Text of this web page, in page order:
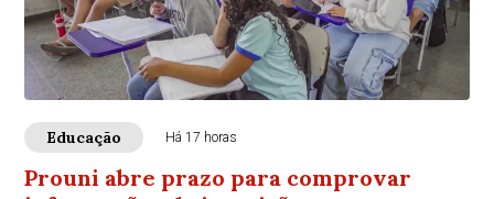
Educação Há 17 horas
Prouni abre prazo para comprovar